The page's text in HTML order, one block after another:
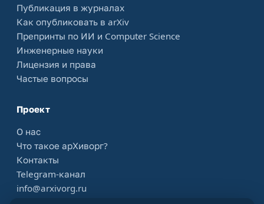
Публикация в журналах
Как опубликовать в arXiv
Препринты по ИИ и Computer Science
Инженерные науки
Лицензия и права
Частые вопросы
Проект
О нас
Что такое арХиворг?
Контакты
Telegram-канал
info@arxivorg.ru